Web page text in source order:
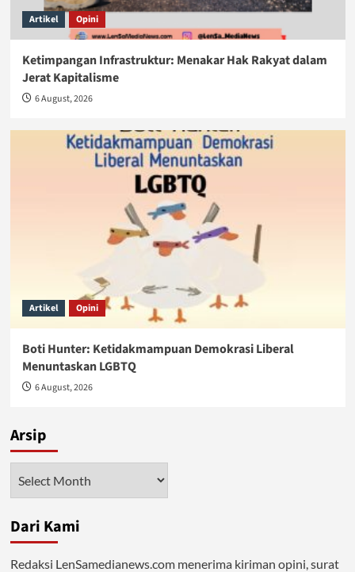
Artikel Opini
Ketimpangan Infrastruktur: Menakar Hak Rakyat dalam
Jerat Kapitalisme
6 August, 2026
Artikel Opini
Boti Hunter: Ketidakmampuan Demokrasi Liberal
Menuntaskan LGBTQ
6 August, 2026
Arsip
Dari Kami
Redaksi LenSamedianews.com menerima kiriman opini, surat